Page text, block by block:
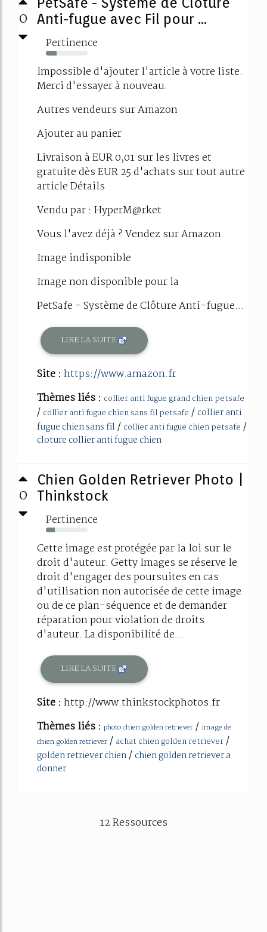
0
Anti-fugue avec Fil pour ...
Pertinence
26%
Impossible d'ajouter l'article à votre liste.
Merci d'essayer à nouveau.
Autres vendeurs sur Amazon
Ajouter au panier
Livraison à EUR 0,01 sur les livres et
gratuite dès EUR 25 d'achats sur tout autre
article Détails
Vendu par : HyperM@rket
Vous l'avez déjà ? Vendez sur Amazon
Image indisponible
Image non disponible pour la
PetSafe - Système de Clôture Anti-fugue...
LIRE LA SUITE
Site : https://www.amazon.fr
Thèmes liés : collier anti fugue grand chien petsafe
/ collier anti fugue chien sans fil petsafe / collier anti
fugue chien sans fil / collier anti fugue chien petsafe /
cloture collier anti fugue chien
0
Chien Golden Retriever Photo |
Thinkstock
Pertinence
21%
Cette image est protégée par la loi sur le
droit d'auteur. Getty Images se réserve le
droit d'engager des poursuites en cas
d'utilisation non autorisée de cette image
ou de ce plan-séquence et de demander
réparation pour violation de droits
d'auteur. La disponibilité de...
LIRE LA SUITE
Site : http://www.thinkstockphotos.fr
Thèmes liés : photo chien golden retriever / image de
chien golden retriever / achat chien golden retriever/
golden retriever chien/ chien golden retriever a
donner
12 Ressources